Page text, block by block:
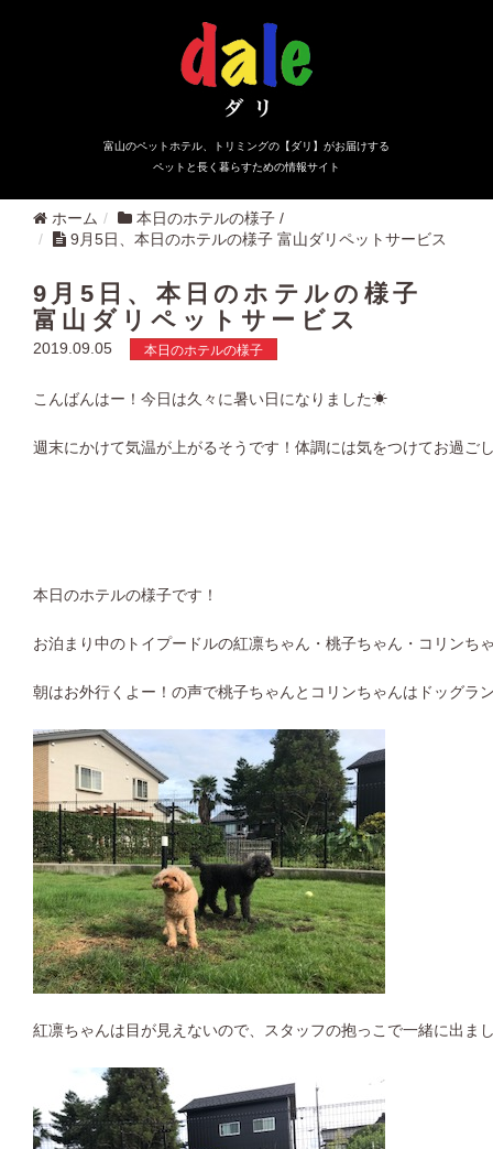
富山のペットホテル、トリミングの【ダリ】がお届けする
ペットと長く暮らすための情報サイト
ホーム 本日のホテルの様子 /
9月5日、本日のホテルの様子 富山ダリペットサービス
9月5日、本日のホテルの様子
富山ダリペットサービス
2019.09.05 本日のホテルの様子
こんばんはー！今日は久々に暑い日になりました☀︎
週末にかけて気温が上がるそうです！体調には気をつけてお過ご
本日のホテルの様子です！
お泊まり中のトイプードルの紅凛ちゃん・桃子ちゃん・コリンち
朝はお外行くよー！の声で桃子ちゃんとコリンちゃんはドッグラ
紅凛ちゃんは目が見えないので、スタッフの抱っこで一緒に出ま